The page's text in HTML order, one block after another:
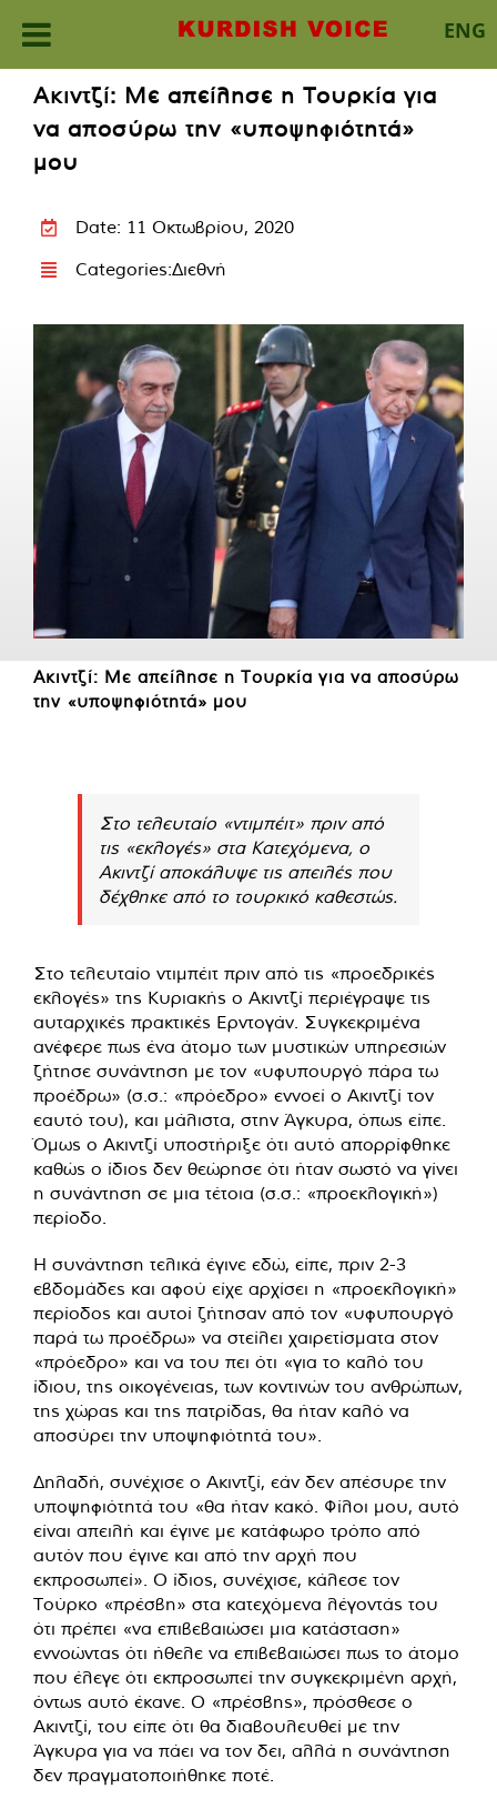
ENG
content
Ακιντζί: Με απείλησε η Τουρκία για
να αποσύρω την «υποψηφιότητά»
μου
Date: 11 Οκτωβρίου, 2020
Categories:Διεθνή
Ακιντζί: Με απείλησε η Τουρκία για να αποσύρω
την «υποψηφιότητά» μου
Στο τελευταίο «ντιμπέιτ» πριν από
τις «εκλογές» στα Κατεχόμενα, ο
Ακιντζί αποκάλυψε τις απειλές που
δέχθηκε από το τουρκικό καθεστώς.
Στο τελευταίο ντιμπέιτ πριν από τις «προεδρικές
εκλογές» της Κυριακής ο Ακιντζί περιέγραψε τις
αυταρχικές πρακτικές Ερντογάν. Συγκεκριμένα
ανέφερε πως ένα άτομο των μυστικών υπηρεσιών
ζήτησε συνάντηση με τον «υφυπουργό πάρα τω
προέδρω» (σ.σ.: «πρόεδρο» εννοεί ο Ακιντζί τον
εαυτό του), και μάλιστα, στην Άγκυρα, όπως είπε.
Όμως ο Ακιντζί υποστήριξε ότι αυτό απορρίφθηκε
καθώς ο ίδιος δεν θεώρησε ότι ήταν σωστό να γίνει
η συνάντηση σε μια τέτοια (σ.σ.: «προεκλογική»)
περίοδο.
Η συνάντηση τελικά έγινε εδώ, είπε, πριν 2-3
εβδομάδες και αφού είχε αρχίσει η «προεκλογική»
περίοδος και αυτοί ζήτησαν από τον «υφυπουργό
παρά τω προέδρω» να στείλει χαιρετίσματα στον
«πρόεδρο» και να του πει ότι «για το καλό του
ίδιου, της οικογένειας, των κοντινών του ανθρώπων,
της χώρας και της πατρίδας, θα ήταν καλό να
αποσύρει την υποψηφιότητά του».
Δηλαδή, συνέχισε ο Ακιντζί, εάν δεν απέσυρε την
υποψηφιότητά του «θα ήταν κακό. Φίλοι μου, αυτό
είναι απειλή και έγινε με κατάφωρο τρόπο από
αυτόν που έγινε και από την αρχή που
εκπροσωπεί». Ο ίδιος, συνέχισε, κάλεσε τον
Τούρκο «πρέσβη» στα κατεχόμενα λέγοντάς του
ότι πρέπει «να επιβεβαιώσει μια κατάσταση»
εννοώντας ότι ήθελε να επιβεβαιώσει πως το άτομο
που έλεγε ότι εκπροσωπεί την συγκεκριμένη αρχή,
όντως αυτό έκανε. Ο «πρέσβης», πρόσθεσε ο
Ακιντζί, του είπε ότι θα διαβουλευθεί με την
Άγκυρα για να πάει να τον δει, αλλά η συνάντηση
δεν πραγματοποιήθηκε ποτέ.